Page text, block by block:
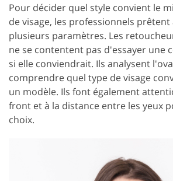
Pour décider quel style convient le
de visage, les professionnels
plusieurs paramètres. Les
ne se contentent pas d'essayer une
si elle conviendrait. Ils analysent
comprendre quel type de visage
un modèle. Ils font également
front et à la distance entre les yeux
choix.